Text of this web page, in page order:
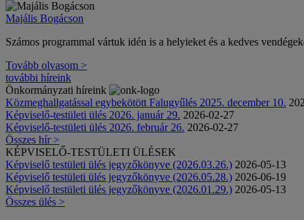
Majális Bogácson
Számos programmal vártuk idén is a helyieket és a kedves
Tovább olvasom >
további híreink
Önkormányzati híreink
Közmeghallgatással egybekötött Falugyűlés 2025. december 10.
Képviselő-testületi ülés 2026. január 29. 2026-02-27
Képviselő-testületi ülés 2026. február 26. 2026-02-27
Összes hír >
KÉPVISELŐ-TESTÜLETI ÜLÉSEK
Képviselő testületi ülés jegyzőkönyve (2026.03.26.) 2026-05-13
Képviselő testületi ülés jegyzőkönyve (2026.05.28.) 2026-06-19
Képviselő testületi ülés jegyzőkönyve (2026.01.29.) 2026-05-13
Összes ülés >